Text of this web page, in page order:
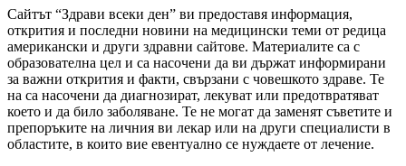
Сайтът “Здрави всеки ден” ви предоставя информация,
открития и последни новини на медицински теми от редица
американски и други здравни сайтове. Материалите са с
образователна цел и са насочени да ви държат информирани
за важни открития и факти, свързани с човешкото здраве. Те
на са насочени да диагнозират, лекуват или предотвратяват
което и да било заболяване. Те не могат да заменят съветите и
препоръките на личния ви лекар или на други специалисти в
областите, в които вие евентуално се нуждаете от лечение.